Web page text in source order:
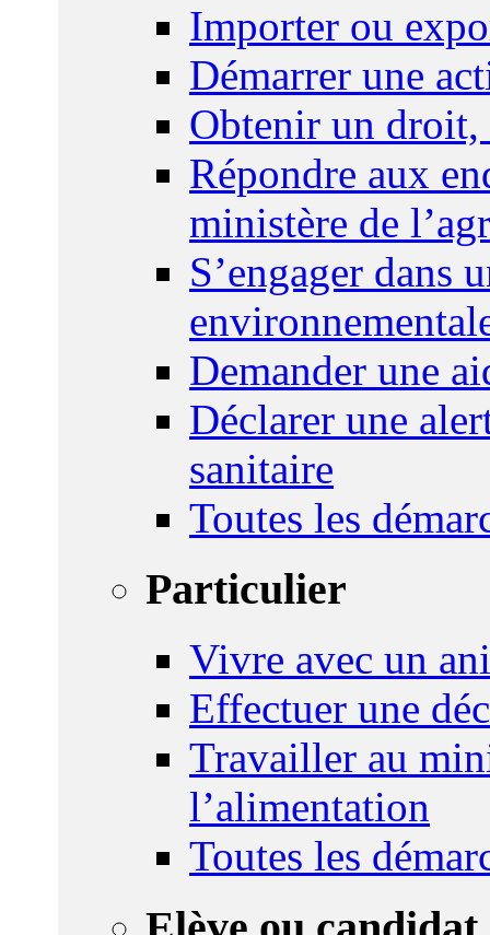
Importer ou
Démarrer une
Obtenir un droit,
Répondre aux
ministère de
S’engager dans
Demander une
Déclarer une
sanitaire
Toutes les
Particulier
Vivre avec un
Effectuer une
Travailler au
l’alimentation
Toutes les